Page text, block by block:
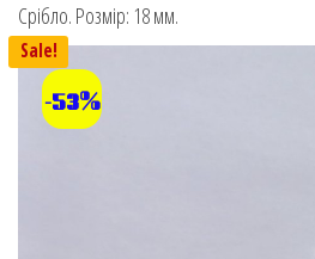
Срібло. Розмір: 18 мм.
Sale!
-53%